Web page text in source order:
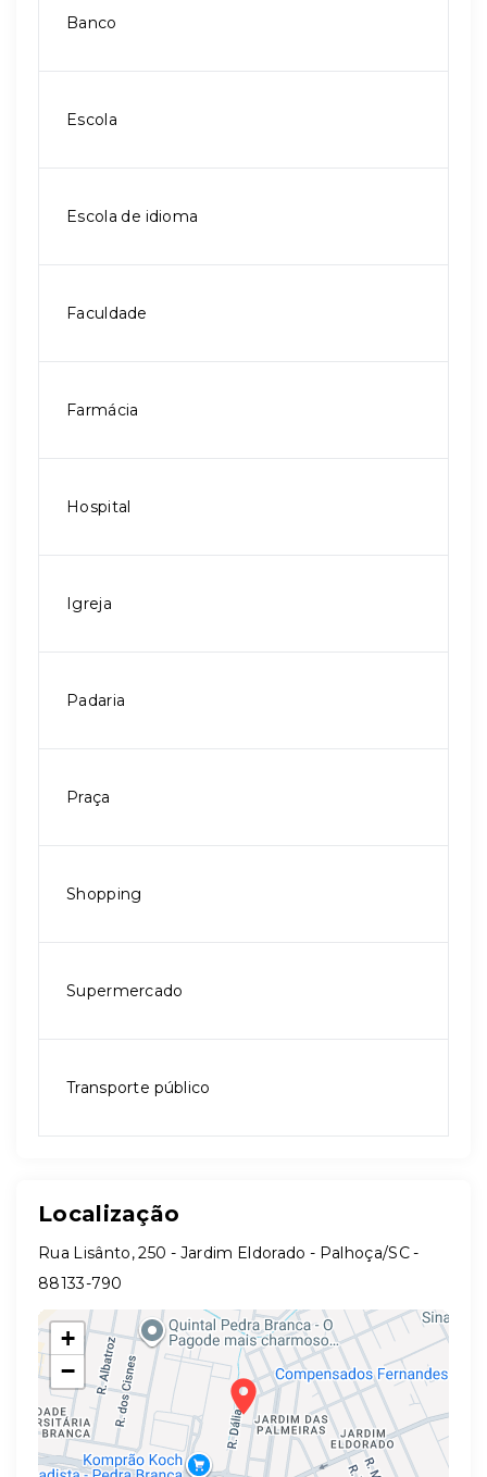
Banco
Escola
Escola de idioma
Faculdade
Farmácia
Hospital
Igreja
Padaria
Praça
Shopping
Supermercado
Transporte público
Localização
Rua Lisânto, 250 - Jardim Eldorado - Palhoça/SC-
88133-790
+
−